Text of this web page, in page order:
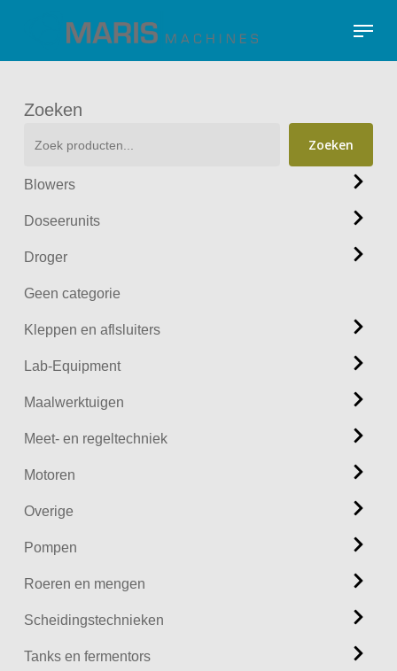
main
Menu
Zoeken
Zoeken
Blowers
Doseerunits
Droger
Geen categorie
Kleppen en aflsluiters
Lab-Equipment
Maalwerktuigen
Meet- en regeltechniek
Motoren
Overige
Pompen
Roeren en mengen
Scheidingstechnieken
Tanks en fermentors
Close